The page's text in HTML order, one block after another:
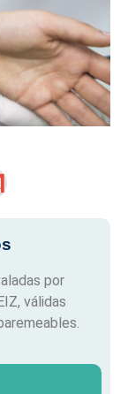
por
válidas